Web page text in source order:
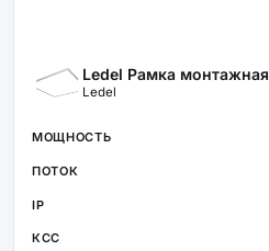
Ledel Рамка
Ledel